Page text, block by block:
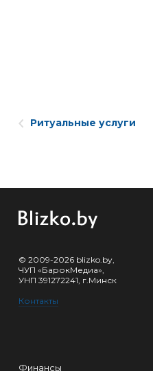
Ритуальные услуги
© 2009-2026 blizko.by,
ЧУП «БарокМедиа»,
УНП 391272241, г.Минск
Контакты
Финансы